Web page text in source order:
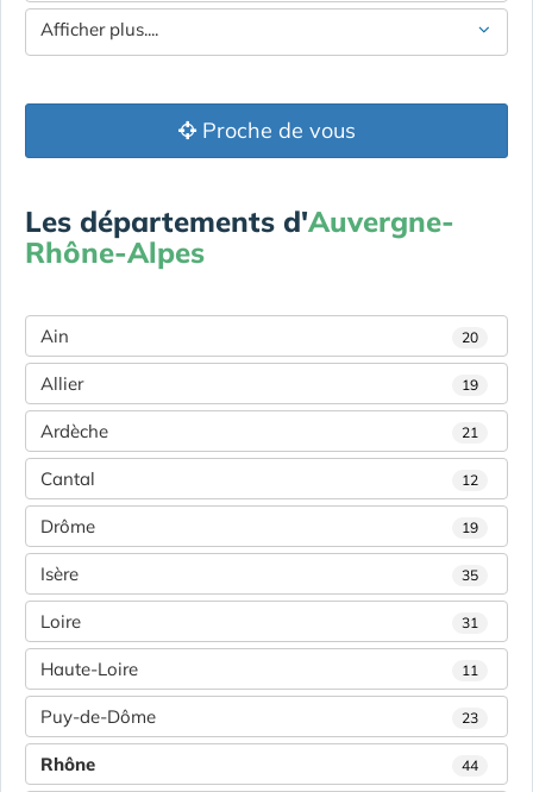
Afficher plus....
Proche de vous
Les départements d'Auvergne-
Rhône-Alpes
Ain 20
Allier 19
Ardèche 21
Cantal 12
Drôme 19
Isère 35
Loire 31
Haute-Loire 11
Puy-de-Dôme 23
Rhône 44